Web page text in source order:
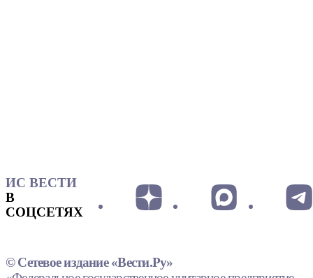
ИС ВЕСТИ
В
СОЦСЕТЯХ
© Сетевое издание «Вести.Ру»